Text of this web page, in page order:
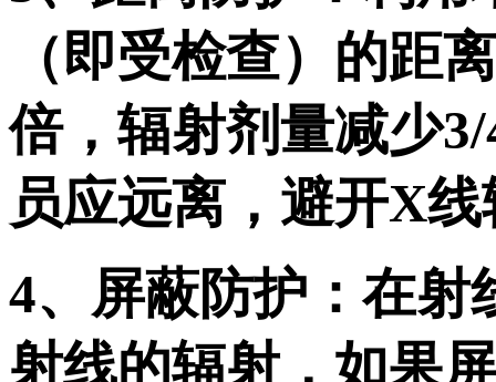
（即受检查）的距
倍，辐射剂量减少
员应远离，避开X
4、屏蔽防护：在射
射线的辐射，如果